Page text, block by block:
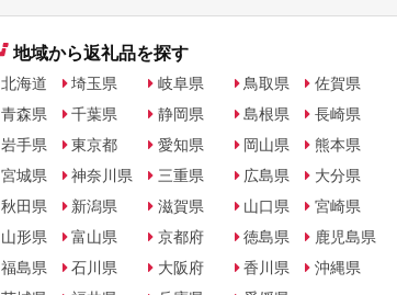
地域から返礼品を探す
北海道
青森県
岩手県
宮城県
秋田県
山形県
福島県
埼玉県
千葉県
東京都
神奈川県
新潟県
富山県
石川県
岐阜県
静岡県
愛知県
三重県
滋賀県
京都府
大阪府
鳥取県
島根県
岡山県
広島県
山口県
徳島県
香川県
佐賀県
長崎県
熊本県
大分県
宮崎県
鹿児島県
沖縄県